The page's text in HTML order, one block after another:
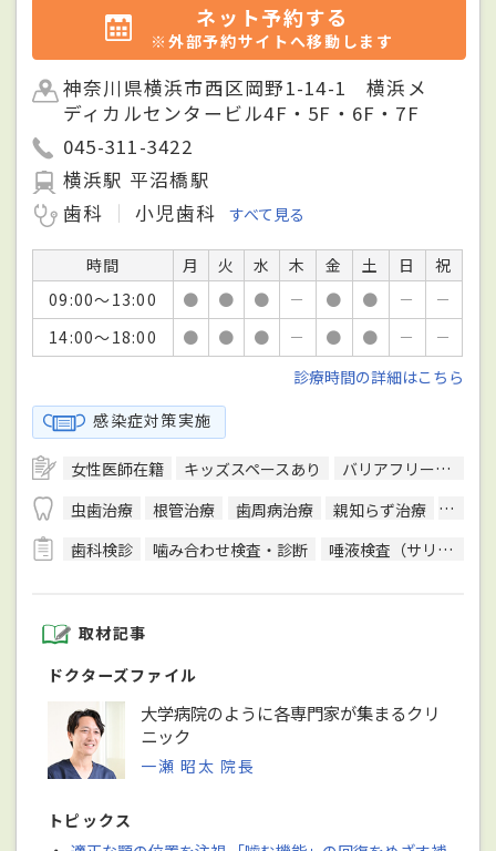
ネット予約する
※外部予約サイトへ移動します
神奈川県横浜市西区岡野1-14-1 横浜メ
ディカルセンタービル4F・5F・6F・7F
045-311-3422
横浜駅 平沼橋駅
歯科
小児歯科 すべて見る
時間 月 火 水 木 金 土 日
祝
09:00～13:00
● ● ● － ● ● －
－
14:00～18:00
● ● ● － ● ● －
－
診療時間の詳細はこちら
感染症対策実施
女性医師在籍 キッズスペースあり バリアフリー対応
虫歯治療
根管治療 歯周病治療 親知らず治療
顎関
歯科検診
噛み合わせ検査・診断 唾液検査（サリバテスト）
取材記事
ドクターズファイル
大学病院のように各専門家が集まるクリ
ニック
一瀬 昭太 院長
トピックス